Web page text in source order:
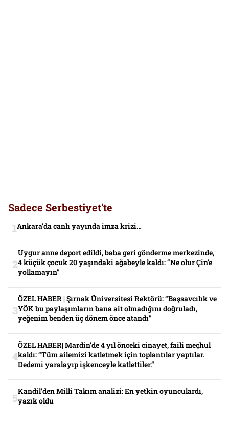
Sadece Serbestiyet'te
Ankara’da canlı yayında imza krizi…
Uygur anne deport edildi, baba geri gönderme merkezinde,
4 küçük çocuk 20 yaşındaki ağabeyle kaldı: “Ne olur Çin’e
yollamayın”
ÖZEL HABER | Şırnak Üniversitesi Rektörü: “Başsavcılık ve
YÖK bu paylaşımların bana ait olmadığını doğruladı,
yeğenim benden üç dönem önce atandı”
ÖZEL HABER| Mardin’de 4 yıl önceki cinayet, faili meçhul
kaldı: “Tüm ailemizi katletmek için toplantılar yaptılar.
Dedemi yaralayıp işkenceyle katlettiler.”
Kandil’den Milli Takım analizi: En yetkin oyunculardı,
yazık oldu